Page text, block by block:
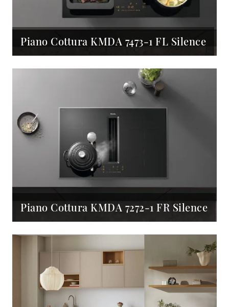
Piano Cottura KMDA 7473-1 FL Silence
Piano Cottura KMDA 7272-1 FR Silence